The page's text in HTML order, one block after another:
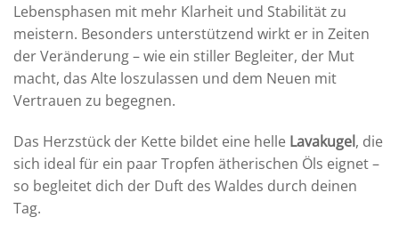
Lebensphasen mit mehr Klarheit und Stabilität zu
meistern. Besonders unterstützend wirkt er in Zeiten
der Veränderung – wie ein stiller Begleiter, der Mut
macht, das Alte loszulassen und dem Neuen mit
Vertrauen zu begegnen.
Das Herzstück der Kette bildet eine helle Lavakugel, die
sich ideal für ein paar Tropfen ätherischen Öls eignet –
so begleitet dich der Duft des Waldes durch deinen
Tag.